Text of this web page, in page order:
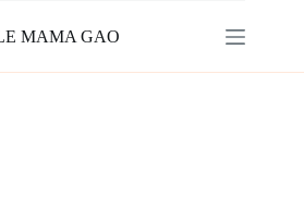
MAMA GAO